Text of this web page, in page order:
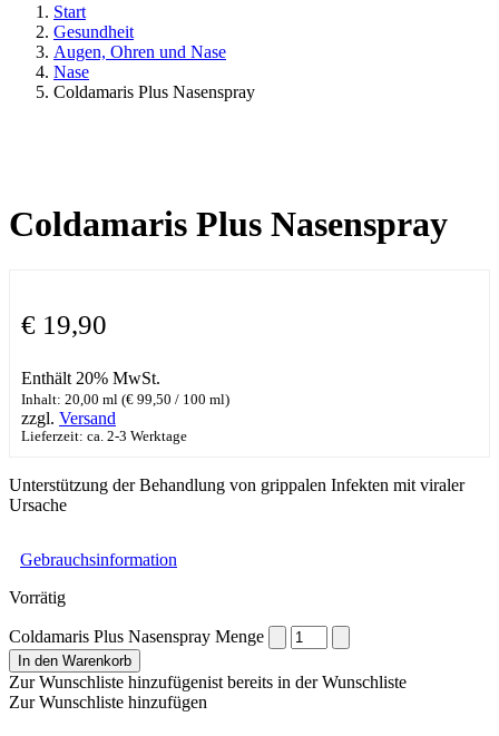
Start
Gesundheit
Augen, Ohren und Nase
Nase
Coldamaris Plus Nasenspray
Coldamaris Plus Nasenspray
€ 19,90
Enthält 20% MwSt.
Inhalt: 20,00 ml (€ 99,50 / 100 ml)
zzgl. Versand
Lieferzeit: ca. 2-3 Werktage
Unterstützung der Behandlung von grippalen Infekten mit viraler
Ursache
Gebrauchsinformation
Vorrätig
Coldamaris Plus Nasenspray Menge
In den Warenkorb
Zur Wunschliste hinzufügenist bereits in der Wunschliste
Zur Wunschliste hinzufügen